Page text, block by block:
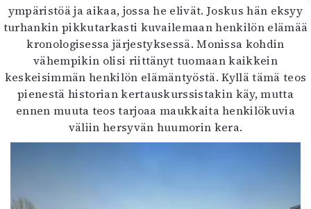
ympäristöä ja aikaa, jossa he elivät. Joskus hän eksyy
turhankin pikkutarkasti kuvailemaan henkilön elämää
kronologisessa järjestyksessä. Monissa kohdin
vähempikin olisi riittänyt tuomaan kaikkein
keskeisimmän henkilön elämäntyöstä. Kyllä tämä teos
pienestä historian kertauskurssistakin käy, mutta
ennen muuta teos tarjoaa maukkaita henkilökuvia
väliin hersyvän huumorin kera.